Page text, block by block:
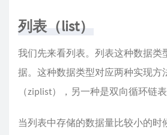
列表（list）
我们先来看列表。列表这种数据类
据。这种数据类型对应两种实现方
（ziplist），另一种是双向循环链表
当列表中存储的数据量比较小的时